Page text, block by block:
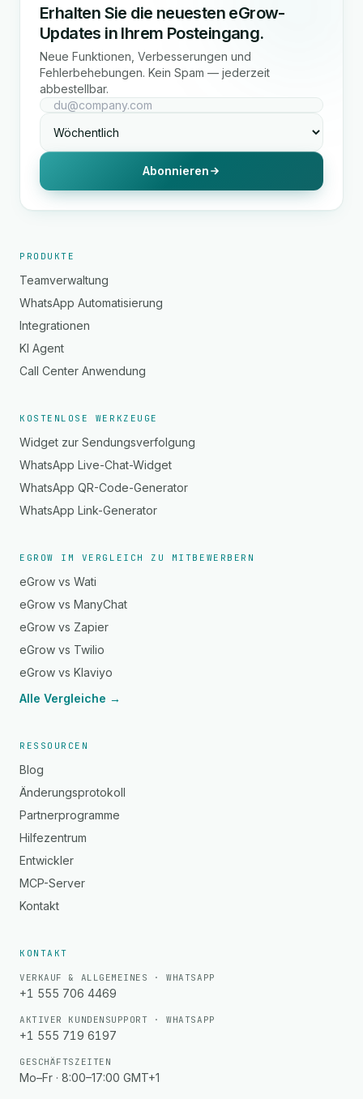
Erhalten Sie die neuesten eGrow-
Updates in Ihrem Posteingang.
Neue Funktionen, Verbesserungen und
Fehlerbehebungen. Kein Spam — jederzeit
abbestellbar.
Abonnieren
PRODUKTE
Teamverwaltung
WhatsApp Automatisierung
Integrationen
KI Agent
Call Center Anwendung
KOSTENLOSE WERKZEUGE
Widget zur Sendungsverfolgung
WhatsApp Live-Chat-Widget
WhatsApp QR-Code-Generator
WhatsApp Link-Generator
EGROW IM VERGLEICH ZU MITBEWERBERN
eGrow vs Wati
eGrow vs ManyChat
eGrow vs Zapier
eGrow vs Twilio
eGrow vs Klaviyo
Alle Vergleiche →
RESSOURCEN
Blog
Änderungsprotokoll
Partnerprogramme
Hilfezentrum
Entwickler
MCP-Server
Kontakt
KONTAKT
VERKAUF & ALLGEMEINES · WHATSAPP
+1 555 706 4469
AKTIVER KUNDENSUPPORT · WHATSAPP
+1 555 719 6197
GESCHÄFTSZEITEN
Mo–Fr · 8:00–17:00 GMT+1